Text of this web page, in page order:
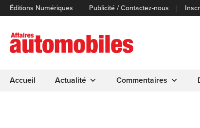
Éditions Numériques Publicité / Contactez-nous
Accueil Actualité Commentaires